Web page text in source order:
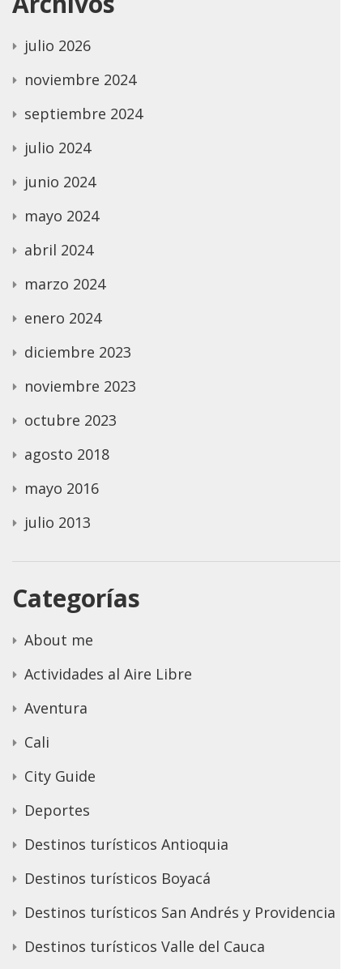
julio 2026
noviembre 2024
septiembre 2024
julio 2024
junio 2024
mayo 2024
abril 2024
marzo 2024
enero 2024
diciembre 2023
noviembre 2023
octubre 2023
agosto 2018
mayo 2016
julio 2013
Categorías
About me
Actividades al Aire Libre
Aventura
Cali
City Guide
Deportes
Destinos turísticos Antioquia
Destinos turísticos Boyacá
Destinos turísticos San Andrés y Providencia
Destinos turísticos Valle del Cauca